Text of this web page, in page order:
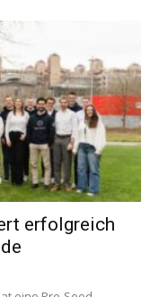
erfolgreich